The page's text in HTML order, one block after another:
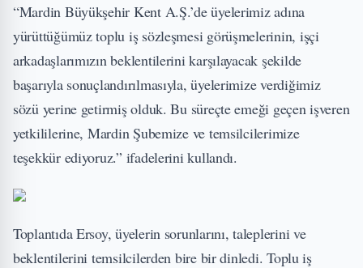
“Mardin Büyükşehir Kent A.Ş.’de üyelerimiz adına
yürüttüğümüz toplu iş sözleşmesi görüşmelerinin, işçi
arkadaşlarımızın beklentilerini karşılayacak şekilde
başarıyla sonuçlandırılmasıyla, üyelerimize verdiğimiz
sözü yerine getirmiş olduk. Bu süreçte emeği geçen işveren
yetkililerine, Mardin Şubemize ve temsilcilerimize
teşekkür ediyoruz.” ifadelerini kullandı.
Toplantıda Ersoy, üyelerin sorunlarını, taleplerini ve
beklentilerini temsilcilerden bire bir dinledi. Toplu iş